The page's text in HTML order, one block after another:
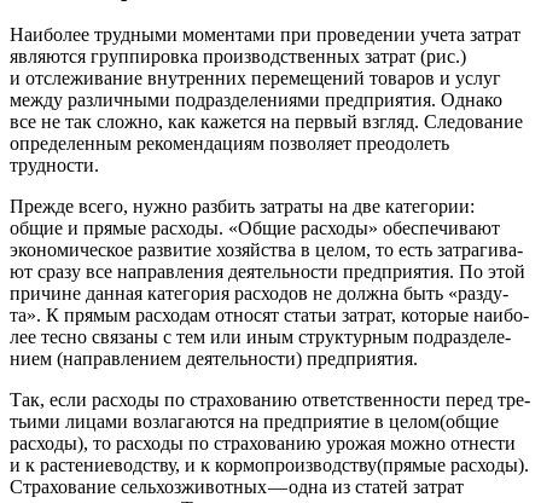
Наи­бо­лее труд­ны­ми момен­та­ми при про­ве­де­нии уче­та затрат
явля­ют­ся груп­пи­ров­ка про­из­вод­ствен­ных затрат (рис.)
и отсле­жи­ва­ние внут­рен­них пере­ме­ще­ний това­ров и услуг
меж­ду раз­лич­ны­ми под­раз­де­ле­ни­я­ми пред­при­я­тия. Одна­ко
все не так слож­но, как кажет­ся на пер­вый взгляд. Сле­до­ва­ние
опре­де­лен­ным реко­мен­да­ци­ям поз­во­ля­ет пре­одо­леть
трудности.
Преж­де все­го, нуж­но раз­бить затра­ты на две кате­го­рии:
общие и пря­мые рас­хо­ды. «Общие рас­хо­ды» обес­пе­чи­ва­ют
эко­но­ми­че­ское раз­ви­тие хозяй­ства в целом, то есть затра­ги­ва­
ют сра­зу все направ­ле­ния дея­тель­но­сти пред­при­я­тия. По этой
при­чине дан­ная кате­го­рия рас­хо­дов не долж­на быть «раз­ду­
та». К пря­мым рас­хо­дам отно­сят ста­тьи затрат, кото­рые наи­бо­
лее тес­но свя­за­ны с тем или иным струк­тур­ным под­раз­де­ле­
ни­ем (направ­ле­ни­ем дея­тель­но­сти) предприятия.
Так, если рас­хо­ды по стра­хо­ва­нию ответ­ствен­но­сти перед тре­
тьи­ми лица­ми воз­ла­га­ют­ся на пред­при­я­тие в целом(общие
рас­хо­ды), то рас­хо­ды по стра­хо­ва­нию уро­жая мож­но отне­сти
и к рас­те­ние­вод­ству, и к кормопроизводству(прямые рас­хо­ды).
Стра­хо­ва­ние сель­хоз­жи­вот­ных — одна из ста­тей затрат